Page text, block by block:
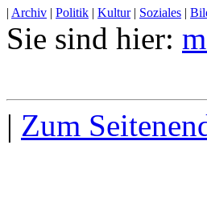
| Archiv | Politik | Kultur| Soziales |
Sie sind hier:
| Zum